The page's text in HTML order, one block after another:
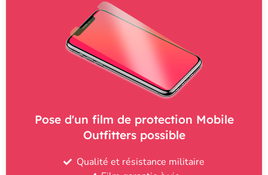
Pose d'un film de protection Mobile
Outfitters possible
Qualité et résistance militaire